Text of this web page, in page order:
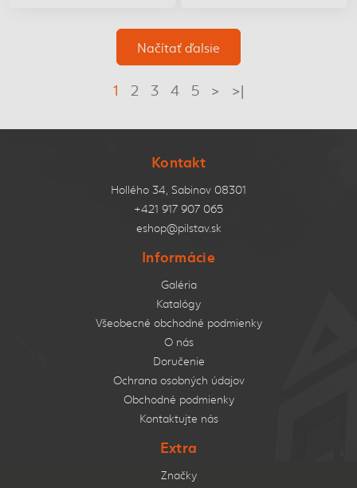
Načítať ďalsie
1 2 3 4 5 > >|
Kontakt
Hollého 34, Sabinov 08301
+421 917 907 065
eshop@pilstav.sk
Informácie
Galéria
Katalógy
Všeobecné obchodné podmienky
O nás
Doručenie
Ochrana osobných údajov
Obchodné podmienky
Kontaktujte nás
Extra
Značky